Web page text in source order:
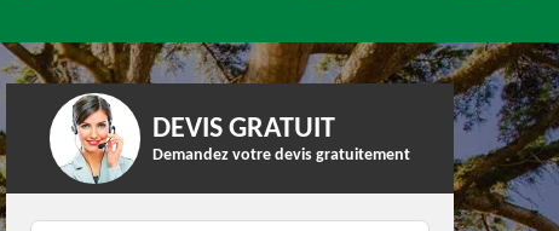
DEVIS GRATUIT
Demandez votre devis gratuitement